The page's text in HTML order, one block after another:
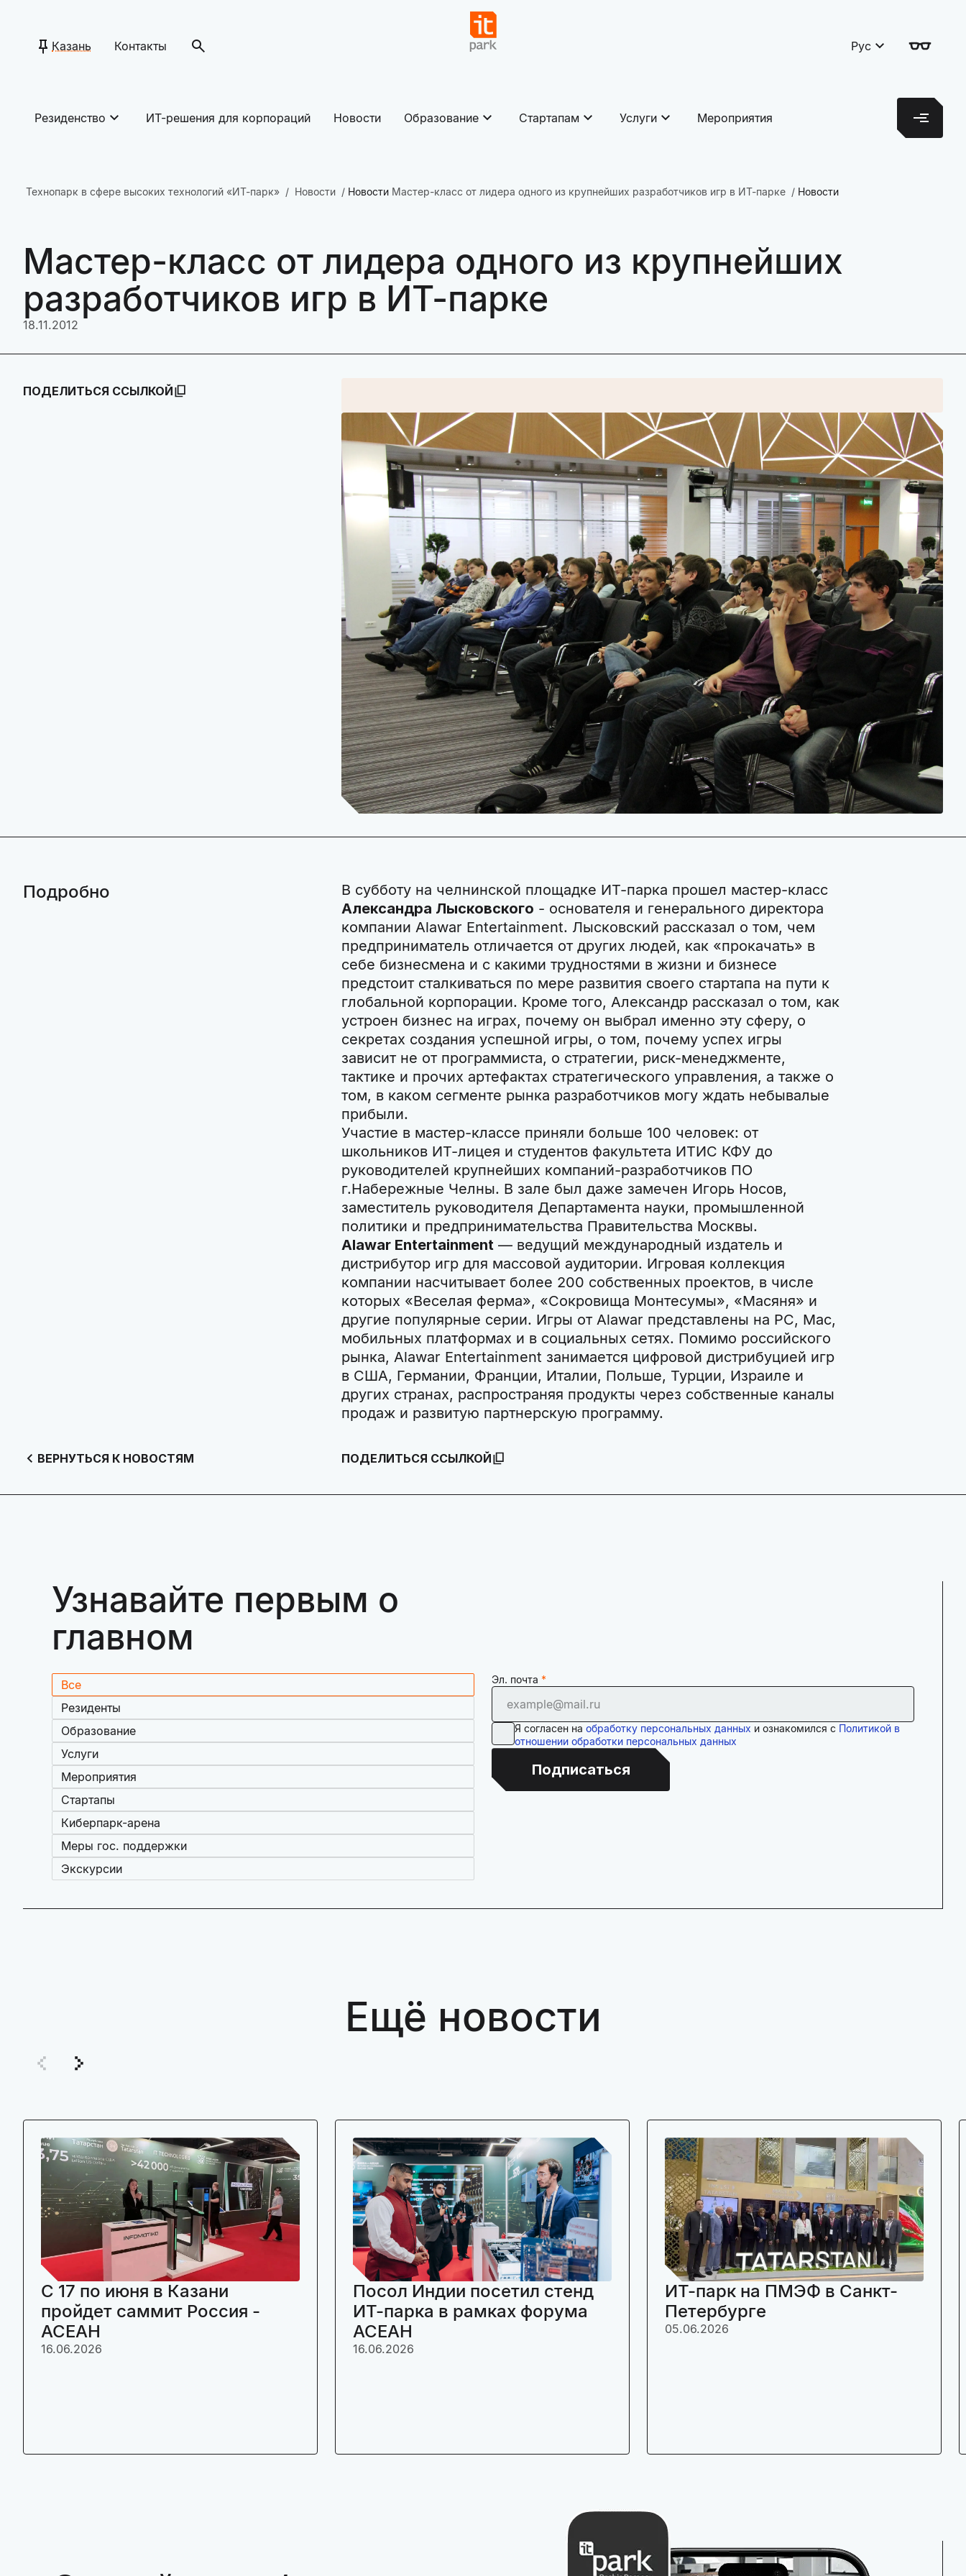
Казань Контакты Рус
Резиденство ИТ-решения для корпораций Новости Образование Стартапам Услуги Мероприятия
Технопарк в сфере высоких технологий «ИТ-парк» Новости Новости Мастер-класс от лидера одного из крупнейших разработчиков игр в ИТ-парке Новости
Мастер-класс от лидера одного из крупнейших
разработчиков игр в ИТ-парке
18.11.2012
ПОДЕЛИТЬСЯ ССЫЛКОЙ
Подробно
В субботу на челнинской площадке ИТ-парка прошел мастер-класс
Александра Лысковского - основателя и генерального директора
компании Alawar Entertainment. Лысковский рассказал о том, чем
предприниматель отличается от других людей, как «прокачать» в
себе бизнесмена и с какими трудностями в жизни и бизнесе
предстоит сталкиваться по мере развития своего стартапа на пути к
глобальной корпорации. Кроме того, Александр рассказал о том, как
устроен бизнес на играх, почему он выбрал именно эту сферу, о
секретах создания успешной игры, о том, почему успех игры
зависит не от программиста, о стратегии, риск-менеджменте,
тактике и прочих артефактах стратегического управления, а также о
том, в каком сегменте рынка разработчиков могу ждать небывалые
прибыли.
Участие в мастер-классе приняли больше 100 человек: от
школьников ИТ-лицея и студентов факультета ИТИС КФУ до
руководителей крупнейших компаний-разработчиков ПО
г.Набережные Челны. В зале был даже замечен Игорь Носов,
заместитель руководителя Департамента науки, промышленной
политики и предпринимательства Правительства Москвы.
Alawar Entertainment— ведущий международный издатель и
дистрибутор игр для массовой аудитории. Игровая коллекция
компании насчитывает более 200 собственных проектов, в числе
которых «Веселая ферма», «Сокровища Монтесумы», «Масяня» и
другие популярные серии. Игры от Alawar представлены на PC, Mac,
мобильных платформах и в социальных сетях. Помимо российского
рынка, Alawar Entertainment занимается цифровой дистрибуцией игр
в США, Германии, Франции, Италии, Польше, Турции, Израиле и
других странах, распространяя продукты через собственные каналы
продаж и развитую партнерскую программу.
ВЕРНУТЬСЯ К НОВОСТЯМ ПОДЕЛИТЬСЯ ССЫЛКОЙ
Узнавайте первым о
главном
Все
Резиденты
Образование
Услуги
Мероприятия
Стартапы
Киберпарк-арена
Меры гос. поддержки
Экскурсии
Эл. почта
Я согласен на обработку персональных данных и ознакомился с Политикой в
отношении обработки персональных данных
Подписаться
Ещё новости
C 17 по июня в Казани
пройдет саммит Россия -
АСЕАН
16.06.2026
Посол Индии посетил стенд
ИТ-парка в рамках форума
АСЕАН
16.06.2026
ИТ-парк на ПМЭФ в Санкт-
Петербурге
05.06.2026